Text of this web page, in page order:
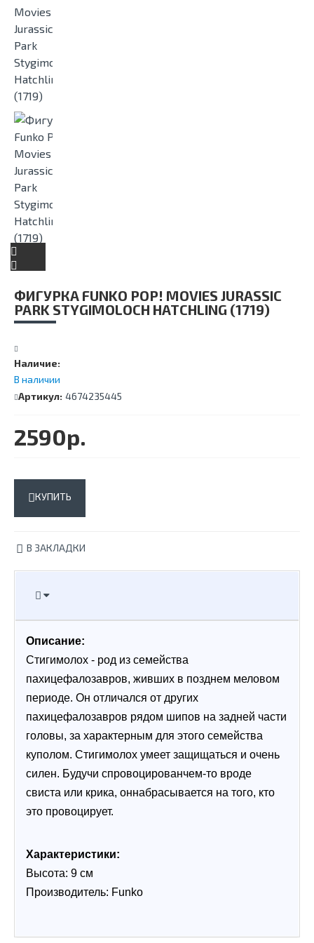
ФИГУРКА FUNKO POP! MOVIES JURASSIC
PARK STYGIMOLOCH HATCHLING (1719)
Наличие:
В наличии
Артикул: 4674235445
2590р.
КУПИТЬ
В ЗАКЛАДКИ
Описание:
Стигимолох - род из семейства
пахицефалозавров, живших в позднем меловом
периоде. Он отличался от других
пахицефалозавров рядом шипов на задней части
головы, за характерным для этого семейства
куполом. Cтигимолох умеет защищаться и очень
силен. Будучи спровоцированчем-то вроде
свиста или крика, оннабрасывается на того, кто
это провоцирует.
Характеристики:
Высота: 9 см
Производитель: Funko